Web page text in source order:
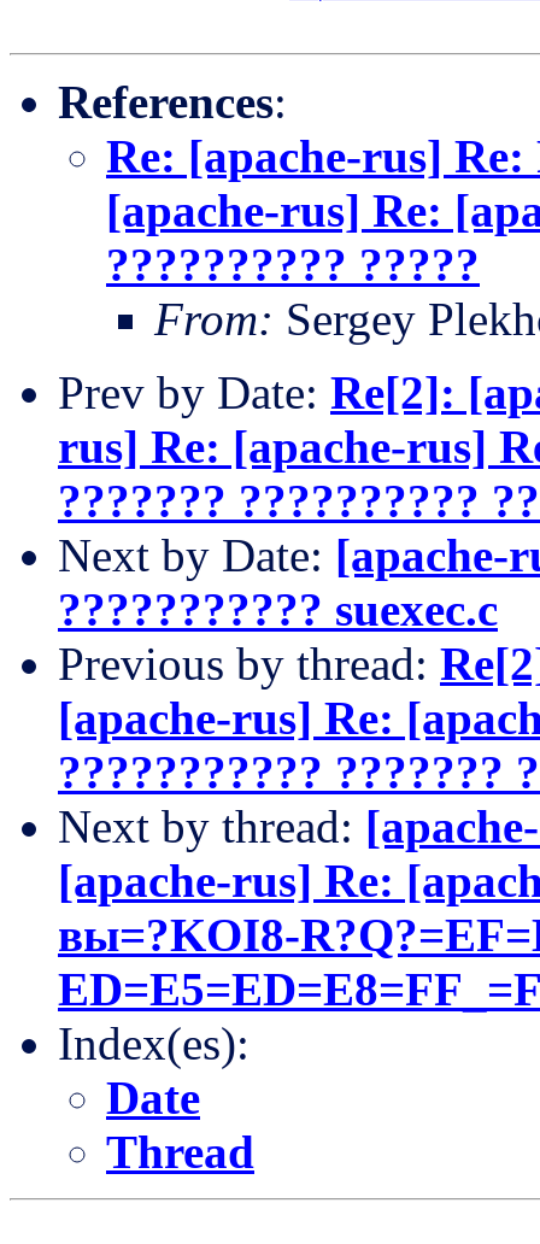
References:
Re: [apache-rus]
[apache-rus] Re:
?????????? ?????
From: Sergey
Prev by Date: Re[2]:
rus] Re: [apache-rus]
??????? ??????????
Next by Date: [apache-
??????????? suexec.c
Previous by thread:
[apache-rus] Re:
??????????? ???????
Next by thread:
[apache-rus] Re:
вы=?KOI8-
Index(es):
Date
Thread